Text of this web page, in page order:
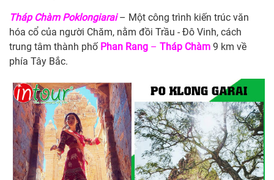
Tháp Chàm Poklongiarai – Một công trình kiến trúc văn
hóa cổ của người Chăm, nằm đồi Trầu - Đô Vinh, cách
trung tâm thành phố Phan Rang – Tháp Chàm 9 km về
phía Tây Bắc.